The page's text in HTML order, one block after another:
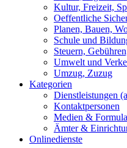
Kultur, Freizeit,
Oeffentliche
Planen, Bauen,
Schule und
Steuern,
Umwelt und
Umzug, Zuzug
Kategorien
Dienstleistungen
Kontaktpersonen
Medien &
Ämter &
Onlinedienste